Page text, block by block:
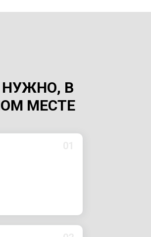
НУЖНО, В
МЕСТЕ